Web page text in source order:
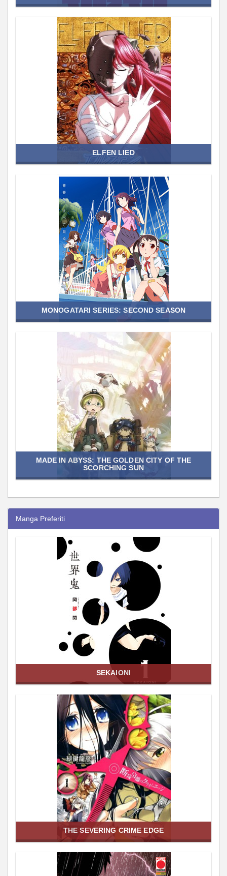
ELFEN LIED
MONOGATARI SERIES: SECOND SEASON
MADE IN ABYSS: THE GOLDEN CITY OF THE
SCORCHING SUN
Manga Preferiti
SEKAIONI
THE SEVERING CRIME EDGE